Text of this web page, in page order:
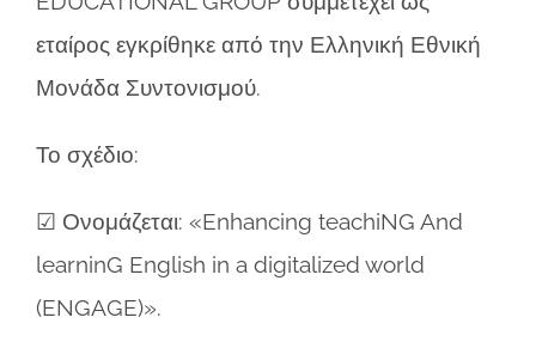
εταίρος εγκρίθηκε από την Ελληνική Εθνική
Μονάδα Συντονισμού.
Το σχέδιο:
☑ Ονομάζεται: «Enhancing teachiNG And
learninG English in a digitalized world
(ENGAGE)».